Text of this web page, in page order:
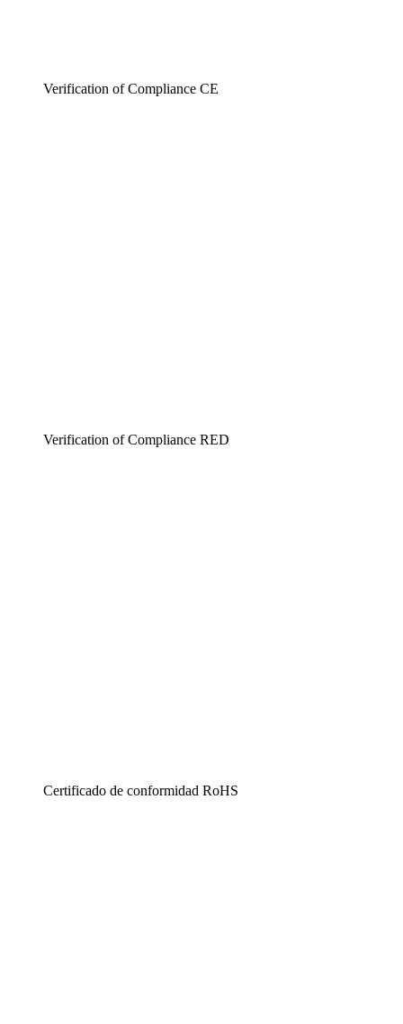
Verification of Compliance CE
Verification of Compliance RED
Certificado de conformidad RoHS